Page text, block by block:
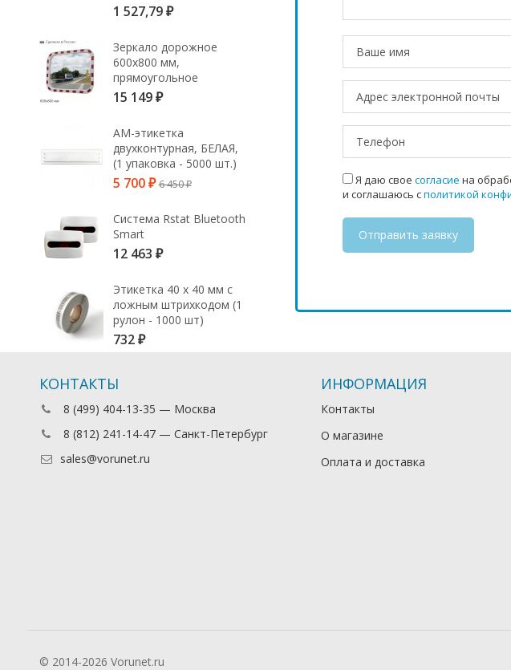
Я даю свое согласие на
и соглашаюсь сполитикой
1 527,79 ₽
Зеркало дорожное
600х800 мм,
прямоугольное
15 149 ₽
АМ-этикетка
двухконтурная, БЕЛАЯ,
(1 упаковка - 5000 шт.)
5 700 ₽ 6 450₽
Система Rstat Bluetooth
Smart
12 463 ₽
Этикетка 40 х 40 мм с
ложным штрихкодом (1
рулон - 1000 шт)
732 ₽
КОНТАКТЫ
8 (499) 404-13-35 — Москва
8 (812) 241-14-47 — Санкт-Петербург
sales@vorunet.ru
ИНФОРМАЦИЯ
Контакты
О магазине
Оплата и доставка
© 2014-2026 Vorunet.ru